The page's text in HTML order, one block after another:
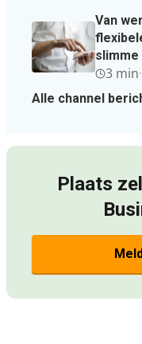
Van
slimme
3 min·
Alle channel
Plaats